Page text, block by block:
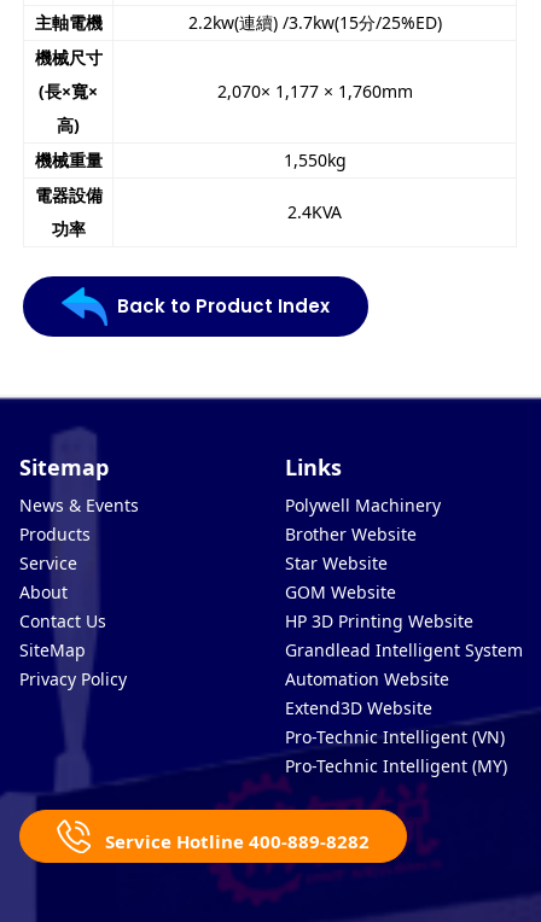
主軸電機
2.2kw(連續) /3.7kw(15分/25%ED)
機械尺寸
(長×寬×
高)
2,070× 1,177 × 1,760mm
機械重量
1,550kg
電器設備
功率
2.4KVA
Back to Product Index
Sitemap
News & Events
Products
Service
About
Contact Us
SiteMap
Privacy Policy
Links
Polywell Machinery
Brother Website
Star Website
GOM Website
HP 3D Printing Website
Grandlead Intelligent Systems
Automation Website
Extend3D Website
Pro-Technic Intelligent (VN)
Pro-Technic Intelligent (MY)
Service Hotline 400-889-8282